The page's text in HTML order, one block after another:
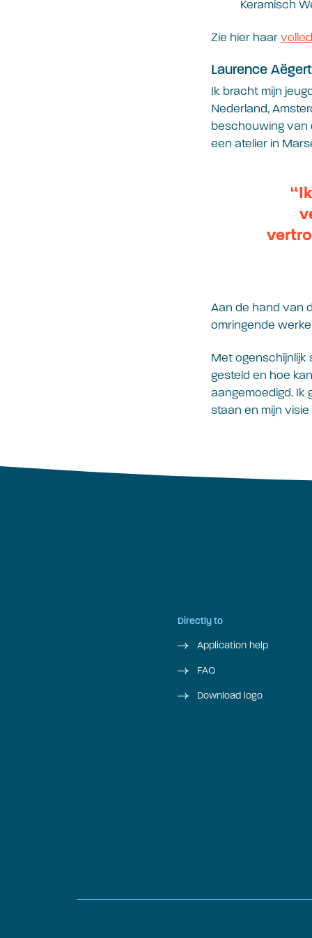
Keramisch
Zie hier haar
Laurence
Ik bracht mijn
Nederland,
beschouwing van
een atelier in
Aan de hand van
omringende
Met ogenschijnlijk
gesteld en hoe
aangemoedigd. Ik
staan en mijn
Directly to
Application help
FAQ
Download logo